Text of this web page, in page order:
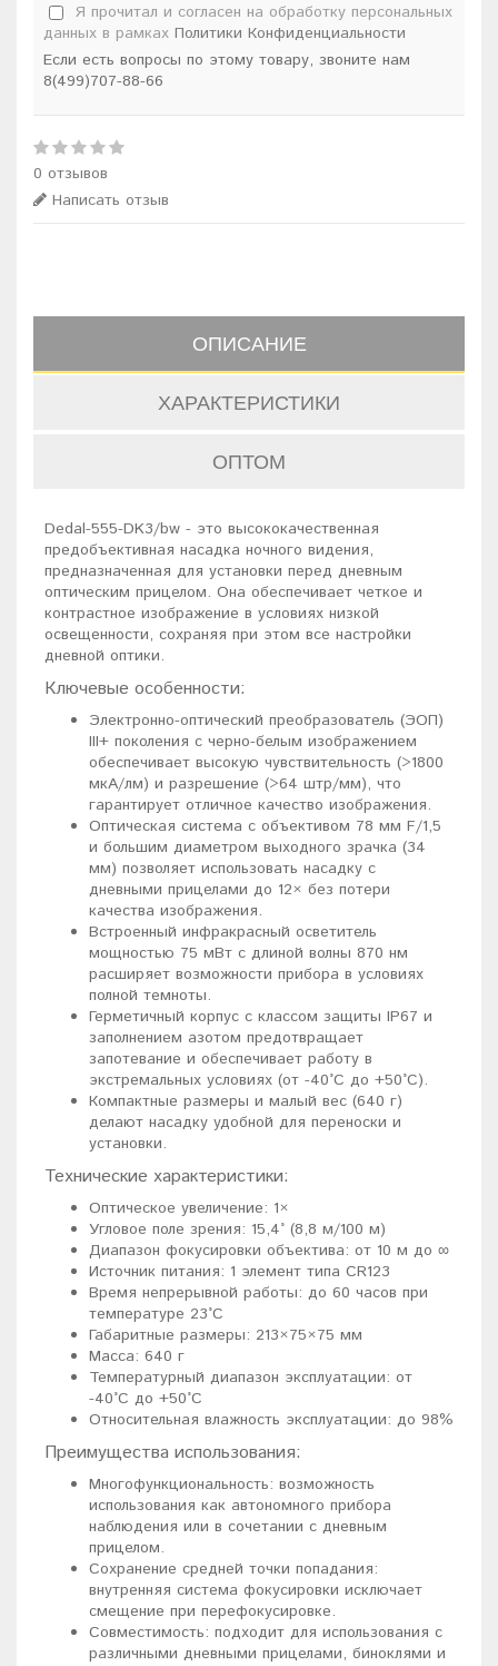
Я прочитал и согласен на обработку персональных
данных в рамках Политики Конфиденциальности
Если есть вопросы по этому товару, звоните нам
8(499)707-88-66
0 отзывов
Написать отзыв
ОПИСАНИЕ
ХАРАКТЕРИСТИКИ
ОПТОМ
Dedal-555-DK3/bw - это высококачественная
предобъективная насадка ночного видения,
предназначенная для установки перед дневным
оптическим прицелом. Она обеспечивает четкое и
контрастное изображение в условиях низкой
освещенности, сохраняя при этом все настройки
дневной оптики.
Ключевые особенности:
Электронно-оптический преобразователь (ЭОП)
III+ поколения с черно-белым изображением
обеспечивает высокую чувствительность (>1800
мкА/лм) и разрешение (>64 штр/мм), что
гарантирует отличное качество изображения.
Оптическая система с объективом 78 мм F/1,5
и большим диаметром выходного зрачка (34
мм) позволяет использовать насадку с
дневными прицелами до 12× без потери
качества изображения.
Встроенный инфракрасный осветитель
мощностью 75 мВт с длиной волны 870 нм
расширяет возможности прибора в условиях
полной темноты.
Герметичный корпус с классом защиты IP67 и
заполнением азотом предотвращает
запотевание и обеспечивает работу в
экстремальных условиях (от -40°C до +50°C).
Компактные размеры и малый вес (640 г)
делают насадку удобной для переноски и
установки.
Технические характеристики:
Оптическое увеличение: 1×
Угловое поле зрения: 15,4° (8,8 м/100 м)
Диапазон фокусировки объектива: от 10 м до ∞
Источник питания: 1 элемент типа CR123
Время непрерывной работы: до 60 часов при
температуре 23°C
Габаритные размеры: 213×75×75 мм
Масса: 640 г
Температурный диапазон эксплуатации: от
-40°C до +50°C
Относительная влажность эксплуатации: до 98%
Преимущества использования:
Многофункциональность: возможность
использования как автономного прибора
наблюдения или в сочетании с дневным
прицелом.
Сохранение средней точки попадания:
внутренняя система фокусировки исключает
смещение при перефокусировке.
Совместимость: подходит для использования с
различными дневными прицелами, биноклями и